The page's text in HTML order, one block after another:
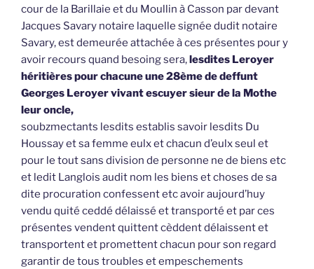
cour de la Barillaie et du Moullin à Casson par devant
Jacques Savary notaire laquelle signée dudit notaire
Savary, est demeurée attachée à ces présentes pour y
avoir recours quand besoing sera,lesdites Leroyer
héritières pour chacune une 28ème de deffunt
Georges Leroyer vivant escuyer sieur de la Mothe
leur oncle,
soubzmectants lesdits establis savoir lesdits Du
Houssay et sa femme eulx et chacun d’eulx seul et
pour le tout sans division de personne ne de biens etc
et ledit Langlois audit nom les biens et choses de sa
dite procuration confessent etc avoir aujourd’huy
vendu quité ceddé délaissé et transporté et par ces
présentes vendent quittent cèddent délaissent et
transportent et promettent chacun pour son regard
garantir de tous troubles et empeschements